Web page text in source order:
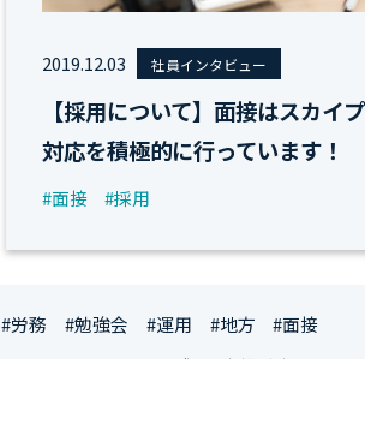
2019.12.03 社員インタビュー
【採用について】面接はスカイ
対応を積極的に行っています！
#面接 #採用
#労務 #勉強会 #運用 #地方
#面接
#キャリア形成
#資格手当